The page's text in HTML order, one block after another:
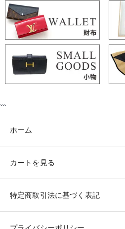
```
ホーム
カートを見る
特定商取引法に基づく表記